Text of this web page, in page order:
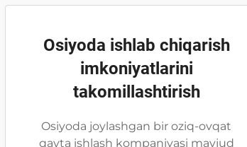
Osiyoda ishlab chiqarish
imkoniyatlarini
takomillashtirish
Osiyoda joylashgan bir oziq-ovqat
qayta ishlash kompaniyasi mavjud